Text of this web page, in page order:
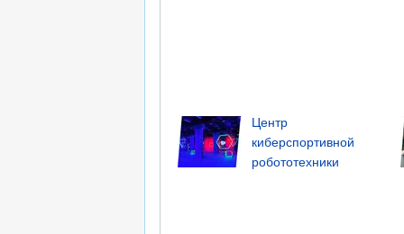
Центр
киберспортивной
робототехники